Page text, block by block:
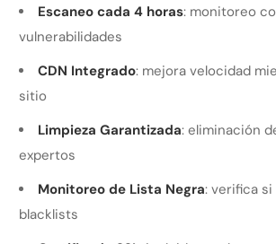
Escaneo cada 4 horas: monitoreo
vulnerabilidades
CDN Integrado: mejora velocidad
sitio
Limpieza Garantizada: eliminación
expertos
Monitoreo de Lista Negra: verifica
blacklists